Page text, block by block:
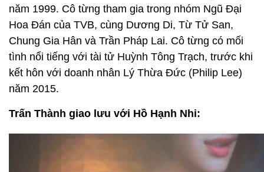
năm 1999. Cô từng tham gia trong nhóm Ngũ Đại
Hoa Đán của TVB, cùng Dương Di, Từ Tử San,
Chung Gia Hân và Trần Pháp Lai. Cô từng có mối
tình nổi tiếng với tài tử Huỳnh Tông Trạch, trước khi
kết hôn với doanh nhân Lý Thừa Đức (Philip Lee)
năm 2015.
Trấn Thành giao lưu với Hồ Hạnh Nhi: